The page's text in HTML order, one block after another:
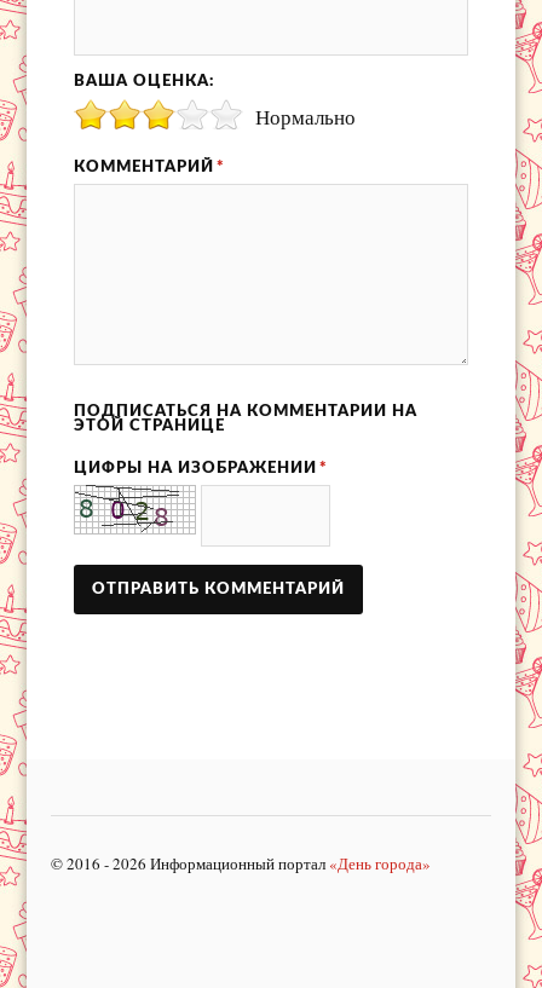
ВАША ОЦЕНКА:
Нормально
КОММЕНТАРИЙ *
ПОДПИСАТЬСЯ НА КОММЕНТАРИИ НА
ЭТОЙ СТРАНИЦЕ
ЦИФРЫ НА ИЗОБРАЖЕНИИ *
© 2016 - 2026 Информационный портал «День города»